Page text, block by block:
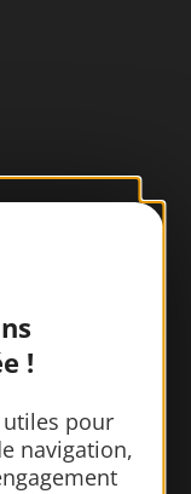
!
pour
navigation,